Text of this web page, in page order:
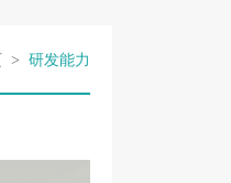
> 研发能力